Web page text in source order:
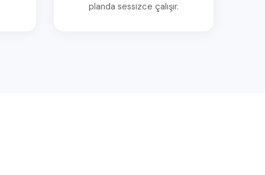
planda sessizce çalışır.